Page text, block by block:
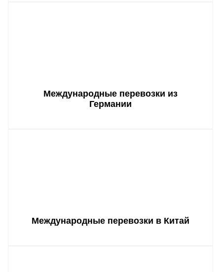
Международные перевозки из
Германии
Международные перевозки в Китай